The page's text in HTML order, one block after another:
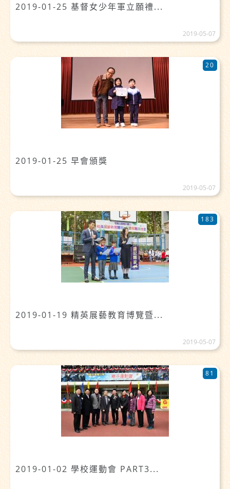
2019-01-25 基督女少年軍立願禮...
2019-05-07
2019-01-25 早會頒獎
20
2019-05-07
2019-01-19 精英展藝教育博覽暨...
183
2019-05-07
2019-01-02 學校運動會 PART3...
81